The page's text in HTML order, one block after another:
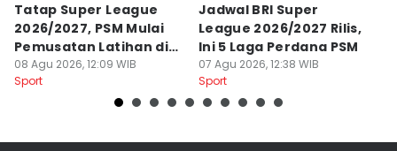
Tatap Super League
2026/2027, PSM Mulai
Pemusatan Latihan di
Jogja
08 Agu 2026, 12:09 WIB
Sport
Jadwal BRI Super
League 2026/2027 Rilis,
Ini 5 Laga Perdana PSM
07 Agu 2026, 12:38 WIB
Sport